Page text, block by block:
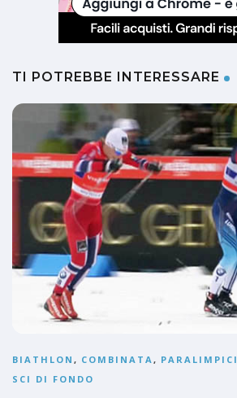
TI POTREBBE INTERESSARE
BIATHLON , COMBINATA , PARALIMPICI
SCI DI FONDO